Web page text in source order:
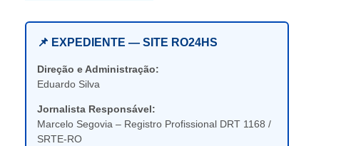
📌 EXPEDIENTE — SITE RO24HS
Direção e Administração:
Eduardo Silva
Jornalista Responsável:
Marcelo Segovia – Registro Profissional DRT 1168 /
SRTE-RO